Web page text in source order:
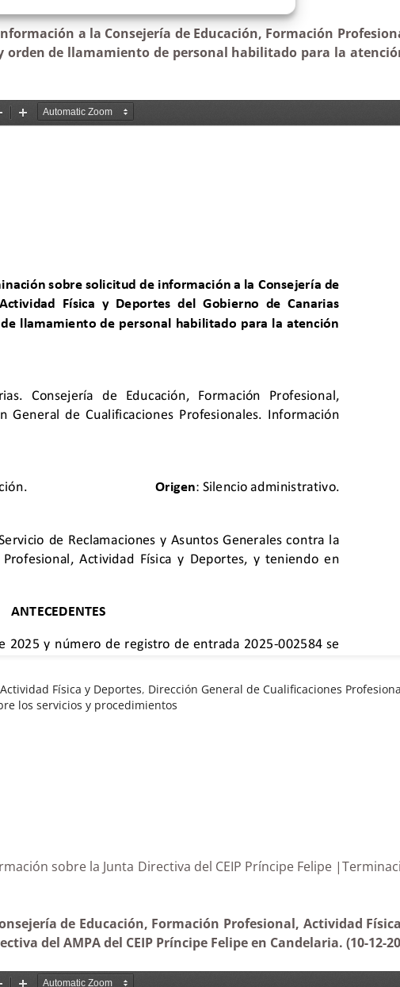
a la Consejería de Educación, Formación
de llamamiento de personal habilitado para la
Física y Deportes, Dirección General de Cualificaciones
los servicios y procedimientos
información sobre la Junta Directiva del CEIP Príncipe
de Educación, Formación Profesional, Actividad
del AMPA del CEIP Príncipe Felipe en Candelaria. (10-12-